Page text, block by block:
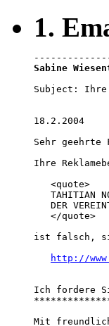
1.
Sabine
Subject: Ihre
18.2.2004
Sehr geehrte
Ihre
   <quote>
TAHITIAN
DER
   </quote>
ist falsch,
http://
Ich fordere
Mit